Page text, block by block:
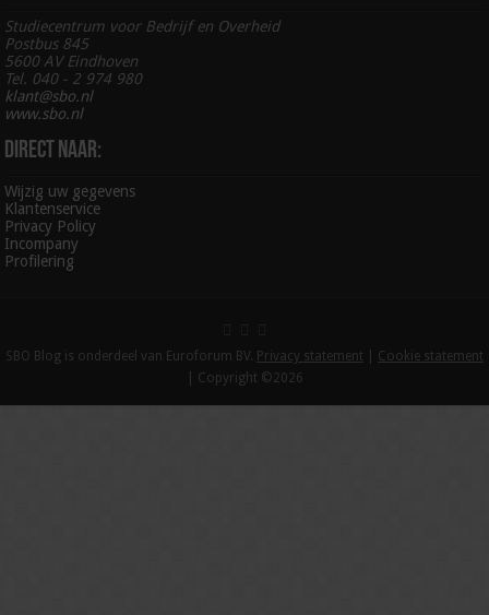
Studiecentrum voor Bedrijf en Overheid
Postbus 845
5600 AV Eindhoven
Tel. 040 - 2 974 980
klant@sbo.nl
www.sbo.nl
Direct naar:
Wijzig uw gegevens
Klantenservice
Privacy Policy
Incompany
Profilering
SBO Blog is onderdeel van Euroforum BV. Privacy statement
Cookie statement
| Copyright ©2026